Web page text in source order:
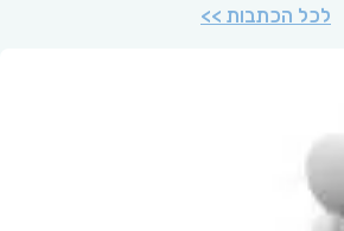
לכל הכתבות >>